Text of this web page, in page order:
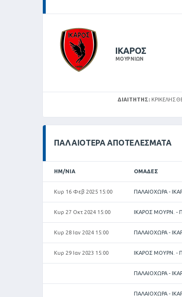
ΙΚΑΡΟΣ
ΜΟΥΡΝΙΩΝ
ΔΙΑΙΤΗΤΉΣ: ΚΡΙΚΈΛΗΣ
ΠΑΛΑΙΌΤΕΡΑ ΑΠΟΤΕΛΈΣΜΑΤΑ
ΗΜ/ΝΊΑ ΟΜΆΔΕΣ
Κυρ 16 Φεβ 2025 15:00 ΠΑΛΑΙΟΧΩΡΑ -
Κυρ 27 Οκτ 2024 15:00 ΙΚΑΡΟΣ ΜΟΥΡΝ. -
Κυρ 28 Ιαν 2024 15:00 ΠΑΛΑΙΟΧΩΡΑ -
Κυρ 29 Ιαν 2023 15:00 ΙΚΑΡΟΣ ΜΟΥΡΝ. -
ΠΑΛΑΙΟΧΩΡΑ -
ΠΑΛΑΙΟΧΩΡΑ -